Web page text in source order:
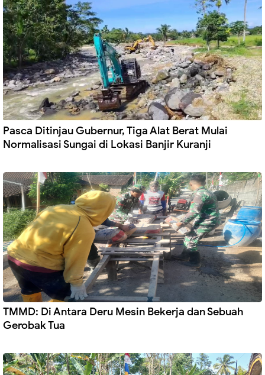
Pasca Ditinjau Gubernur, Tiga Alat Berat Mulai
Normalisasi Sungai di Lokasi Banjir Kuranji
TMMD: Di Antara Deru Mesin Bekerja dan Sebuah
Gerobak Tua